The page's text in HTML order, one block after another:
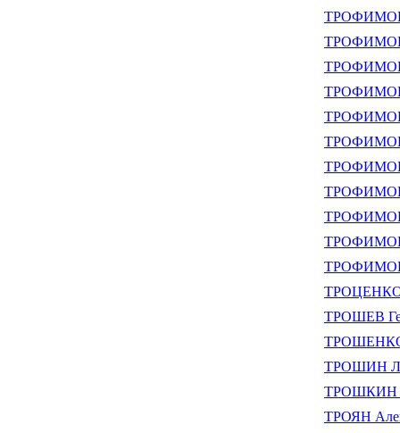
ТРОФИМОВ
ТРОФИМОВ
ТРОФИМОВ
ТРОФИМОВ
ТРОФИМОВ
ТРОФИМОВ
ТРОФИМОВ
ТРОФИМОВ
ТРОФИМОВ
ТРОФИМОВ
ТРОЦЕНКО
ТРОШЕВ
ТРОШИН
ТРОШКИН
ТРОЯН